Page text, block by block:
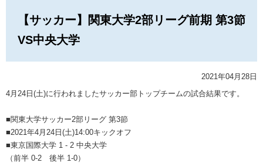
【サッカー】関東大学2部リーグ前期 第3節
VS中央大学
2021年04月28日
4月24日(土)に行われましたサッカー部トップチームの試合結果です。
■関東大学サッカー2部リーグ 第3節
■2021年4月24日(土)14:00キックオフ
■東京国際大学 1 - 2 中央大学
（前半 0-2 後半 1-0）